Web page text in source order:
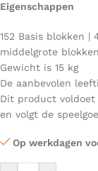
Eigenschappen
152 Basis blokken
middelgrote
Gewicht is 15 kg
De aanbevolen
Dit product voldoet
en volgt de
Op werkdagen